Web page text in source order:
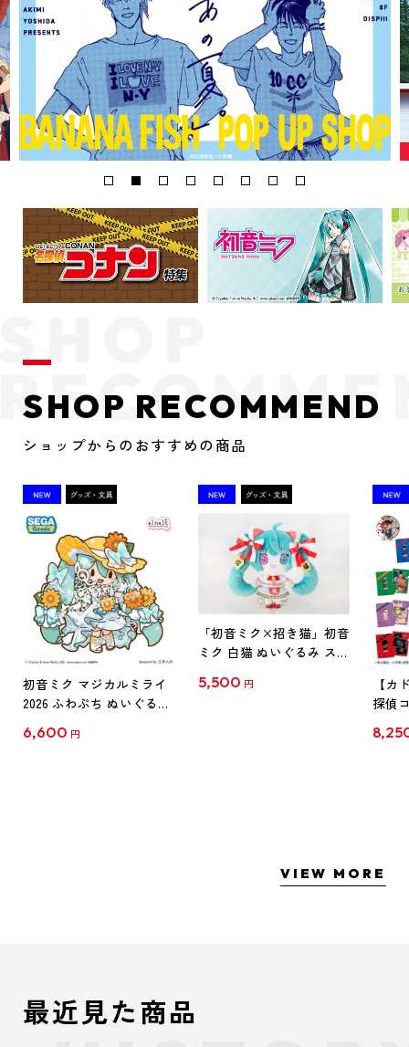
SHOP RECOMMEND
ショップからのおすすめの商品
初音ミク マジカルミライ
2026 ふわぷち ぬいぐるみ
6,600 円
「初音ミク×招き猫」初音
ミク 白猫 ぬいぐるみ スタ
5,500 円
【カ
探偵
クリ
VIEW MORE
最近見た商品